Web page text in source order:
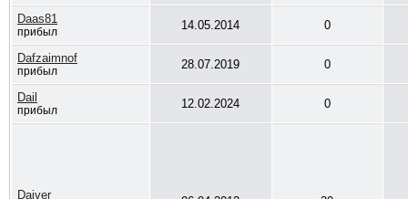
Daas81
прибыл 14.05.2014 0
Dafzaimnof
прибыл 28.07.2019 0
Dail
прибыл 12.02.2024 0
Daiver